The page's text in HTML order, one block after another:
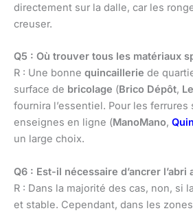
directement sur la dalle, car les
creuser.
Q5 : Où trouver tous les matériaux
R : Une bonne quincaillerie de
surface de bricolage (Brico Dépôt,
fournira l’essentiel. Pour les
enseignes en ligne (ManoMano,
un large choix.
Q6 : Est-il nécessaire d’ancrer l’abri
R : Dans la majorité des cas, non, si
et stable. Cependant, dans les